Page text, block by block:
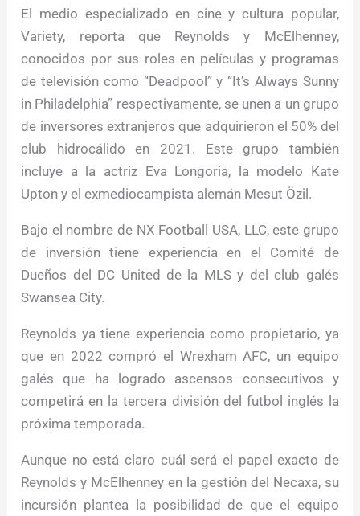
El medio especializado en cine y cultura popular,
Variety, reporta que Reynolds y McElhenney,
conocidos por sus roles en películas y programas
de televisión como “Deadpool” y “It’s Always Sunny
in Philadelphia” respectivamente, se unen a un grupo
de inversores extranjeros que adquirieron el 50% del
club hidrocálido en 2021. Este grupo también
incluye a la actriz Eva Longoria, la modelo Kate
Upton y el exmediocampista alemán Mesut Özil.
Bajo el nombre de NX Football USA, LLC, este grupo
de inversión tiene experiencia en el Comité de
Dueños del DC United de la MLS y del club galés
Swansea City.
Reynolds ya tiene experiencia como propietario, ya
que en 2022 compró el Wrexham AFC, un equipo
galés que ha logrado ascensos consecutivos y
competirá en la tercera división del futbol inglés la
próxima temporada.
Aunque no está claro cuál será el papel exacto de
Reynolds y McElhenney en la gestión del Necaxa, su
incursión plantea la posibilidad de que el equipo